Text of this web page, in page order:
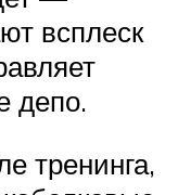
всплеск
депо.
тренинга,